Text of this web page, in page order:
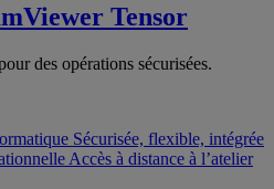
Tensor
des opérations sécurisées.
Sécurisée, flexible, intégrée
Accès à distance à l’atelier